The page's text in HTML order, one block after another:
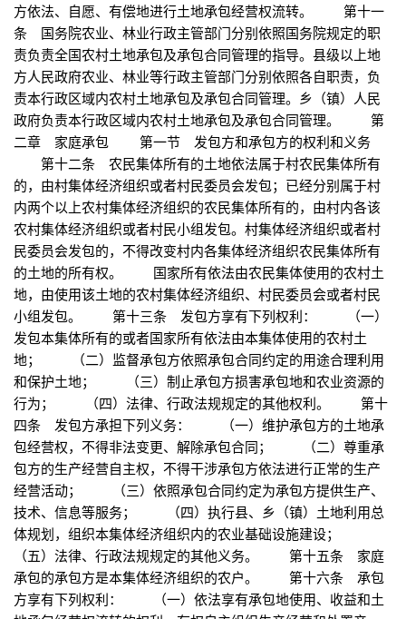
方依法、自愿、有偿地进行土地承包经营权流转。 第十一
条 国务院农业、林业行政主管部门分别依照国务院规定的职
责负责全国农村土地承包及承包合同管理的指导。县级以上地
方人民政府农业、林业等行政主管部门分别依照各自职责，负
责本行政区域内农村土地承包及承包合同管理。乡（镇）人民
政府负责本行政区域内农村土地承包及承包合同管理。 第
二章 家庭承包 第一节 发包方和承包方的权利和义务
第十二条 农民集体所有的土地依法属于村农民集体所有
的，由村集体经济组织或者村民委员会发包；已经分别属于村
内两个以上农村集体经济组织的农民集体所有的，由村内各该
农村集体经济组织或者村民小组发包。村集体经济组织或者村
民委员会发包的，不得改变村内各集体经济组织农民集体所有
的土地的所有权。 国家所有依法由农民集体使用的农村土
地，由使用该土地的农村集体经济组织、村民委员会或者村民
小组发包。 第十三条 发包方享有下列权利： （一）
发包本集体所有的或者国家所有依法由本集体使用的农村土
地； （二）监督承包方依照承包合同约定的用途合理利用
和保护土地； （三）制止承包方损害承包地和农业资源的
行为； （四）法律、行政法规规定的其他权利。 第十
四条 发包方承担下列义务： （一）维护承包方的土地承
包经营权，不得非法变更、解除承包合同； （二）尊重承
包方的生产经营自主权，不得干涉承包方依法进行正常的生产
经营活动； （三）依照承包合同约定为承包方提供生产、
技术、信息等服务； （四）执行县、乡（镇）土地利用总
体规划，组织本集体经济组织内的农业基础设施建设；
（五）法律、行政法规规定的其他义务。 第十五条 家庭
承包的承包方是本集体经济组织的农户。 第十六条 承包
方享有下列权利： （一）依法享有承包地使用、收益和土